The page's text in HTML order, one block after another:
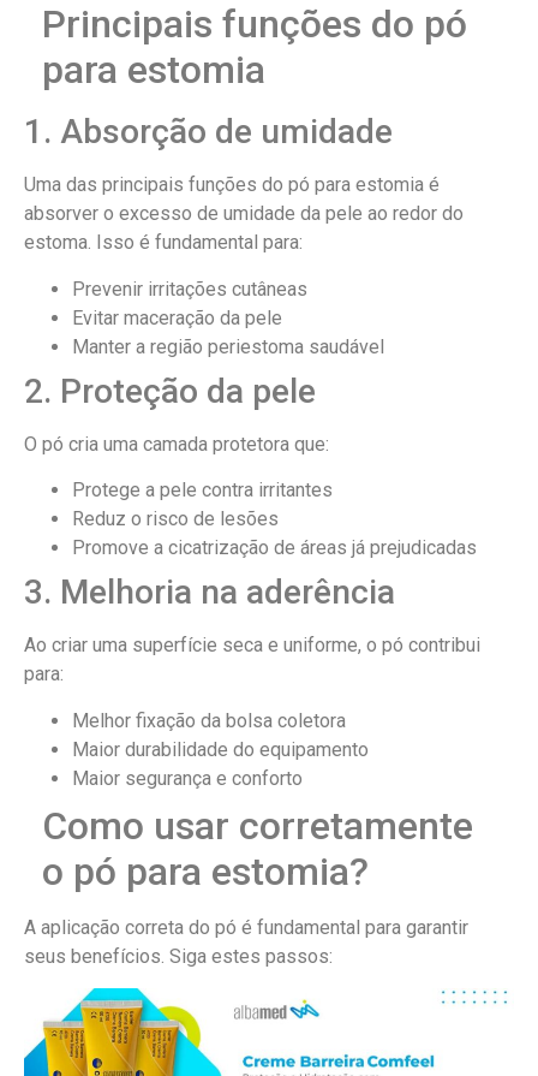
Principais funções do pó
para estomia
1. Absorção de umidade
Uma das principais funções do pó para estomia é
absorver o excesso de umidade da pele ao redor do
estoma. Isso é fundamental para:
Prevenir irritações cutâneas
Evitar maceração da pele
Manter a região periestoma saudável
2. Proteção da pele
O pó cria uma camada protetora que:
Protege a pele contra irritantes
Reduz o risco de lesões
Promove a cicatrização de áreas já prejudicadas
3. Melhoria na aderência
Ao criar uma superfície seca e uniforme, o pó contribui
para:
Melhor fixação da bolsa coletora
Maior durabilidade do equipamento
Maior segurança e conforto
Como usar corretamente
o pó para estomia?
A aplicação correta do pó é fundamental para garantir
seus benefícios. Siga estes passos: